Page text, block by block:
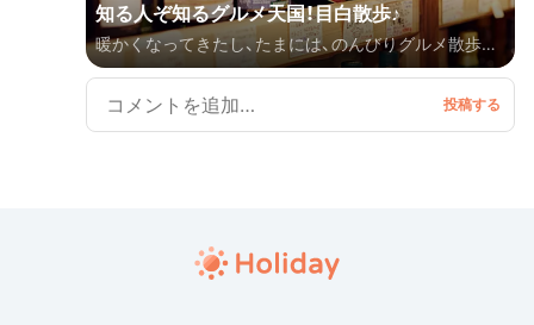
知る人ぞ知るグルメ天国！目白散歩♪
暖かくなってきたし、たまには、のんびりグルメ散歩な
んていかがでしょう♪ それなら、目白が絶対にオスス
メ！ 椿山荘や学習院大学のイメージくらいしか持たれ
ない目白ですが、実はグルメの名店がたくさんなんです